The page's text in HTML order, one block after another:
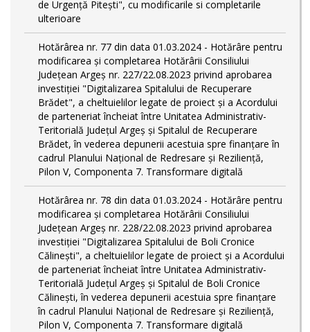
de Urgență Pitești", cu modificarile si completarile
ulterioare
Hotărârea nr. 77 din data 01.03.2024 - Hotărâre pentru
modificarea și completarea Hotărârii Consiliului
Județean Argeș nr. 227/22.08.2023 privind aprobarea
investiției "Digitalizarea Spitalului de Recuperare
Brădet", a cheltuielilor legate de proiect și a Acordului
de parteneriat încheiat între Unitatea Administrativ-
Teritorială Județul Argeș și Spitalul de Recuperare
Brădet, în vederea depunerii acestuia spre finanțare în
cadrul Planului Național de Redresare și Reziliență,
Pilon V, Componenta 7. Transformare digitală
Hotărârea nr. 78 din data 01.03.2024 - Hotărâre pentru
modificarea și completarea Hotărârii Consiliului
Județean Argeș nr. 228/22.08.2023 privind aprobarea
investiției "Digitalizarea Spitalului de Boli Cronice
Călinești", a cheltuielilor legate de proiect și a Acordului
de parteneriat încheiat între Unitatea Administrativ-
Teritorială Județul Argeș și Spitalul de Boli Cronice
Călinești, în vederea depunerii acestuia spre finanțare
în cadrul Planului Național de Redresare și Reziliență,
Pilon V, Componenta 7. Transformare digitală